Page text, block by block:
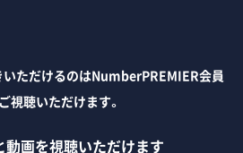
ただけるのはNumberPREMIER会員
視聴いただけます。
動画を視聴いただけます